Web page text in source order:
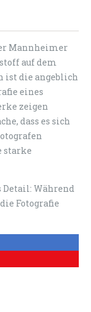
Mannheimer
auf dem
ist die angeblich
eines
zeigen
dass es sich
starke
Während
Fotografie